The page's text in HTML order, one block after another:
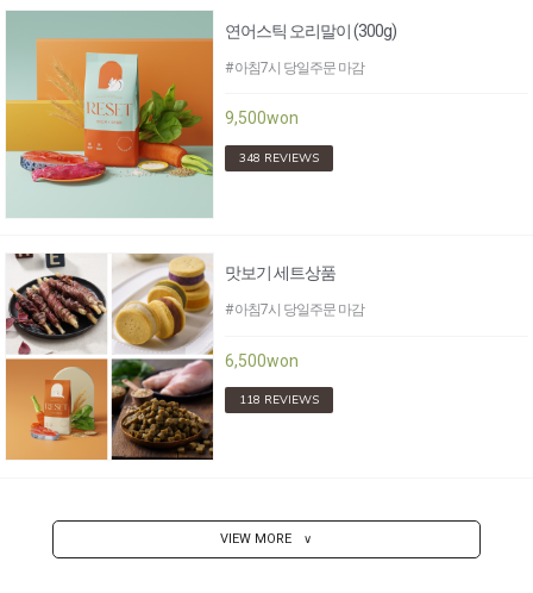
연어스틱 오리말이 (300g)
# 아침7시 당일주문 마감
9,500won
348 REVIEWS
맛보기 세트상품
# 아침7시 당일주문 마감
6,500won
118 REVIEWS
VIEW MORE ∨